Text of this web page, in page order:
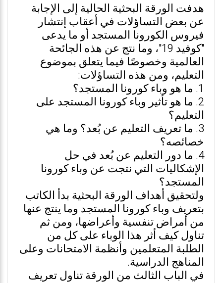
هدفت الورقة البحثية الحالية إلى الإجابة
عن بعض التساؤلات في أعقاب إنتشار
فيروس الكورونا المستجد أو ما يدعى
"كوفيد 19"، وما نتج عن هذه الجائحة
العالمية وخصوصًا فيما يتعلق بموضوع
التعليم، ومن هذه التساؤلات:
1. ما هو وباء كورونا المستجد؟
2. ما هو تأثير وباء كورونا المستجد على
التعليم؟
3. ما تعريف التعليم عن بُعد؟ وما هي
خصائصه؟
4. ما دور التعليم عن بُعد في حل
الإشكاليات التي نتجت عن وباء كورونا
المستجد؟
ولتحقيق أهداف الورقة البحثية بدأ الكاتب
بتعريف وباء كورونا المستجد وما ينتج عنها
من أمراض تنفسية وأعراضها، ومن ثم
تناول كيف أثر هذا الوباء على كل من
الطلبة المتعلمين وأنظمة الامتحانات وعلى
المناهج الدراسية.
في الباب الثالث من الورقة تناول تعريف